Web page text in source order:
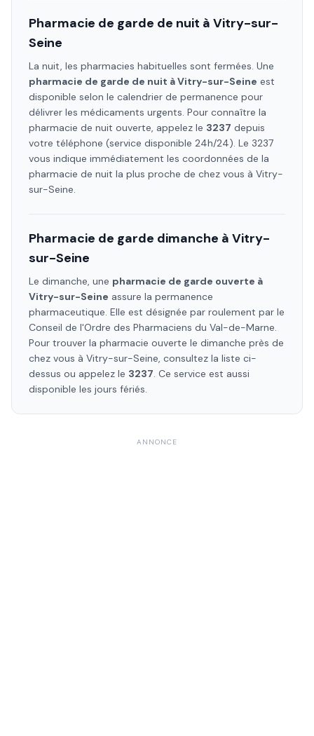
Pharmacie de garde de nuit à Vitry-sur-
Seine
La nuit, les pharmacies habituelles sont fermées. Une
pharmacie de garde de nuit àVitry-sur-Seine est
disponible selon le calendrier de permanence pour
délivrer les médicaments urgents. Pour connaître la
pharmacie de nuit ouverte, appelez le 3237 depuis
votre téléphone (service disponible 24h/24). Le 3237
vous indique immédiatement les coordonnées de la
pharmacie de nuit la plus proche de chez vous à Vitry-
sur-Seine.
Pharmacie de garde dimanche à Vitry-
sur-Seine
Le dimanche, une pharmacie de garde ouverte à
Vitry-sur-Seine assure la permanence
pharmaceutique. Elle est désignée par roulement par le
Conseil de l'Ordre des Pharmaciens du Val-de-Marne.
Pour trouver la pharmacie ouverte le dimanche près de
chez vous à Vitry-sur-Seine, consultez la liste ci-
dessus ou appelez le 3237. Ce service est aussi
disponible les jours fériés.
ANNONCE